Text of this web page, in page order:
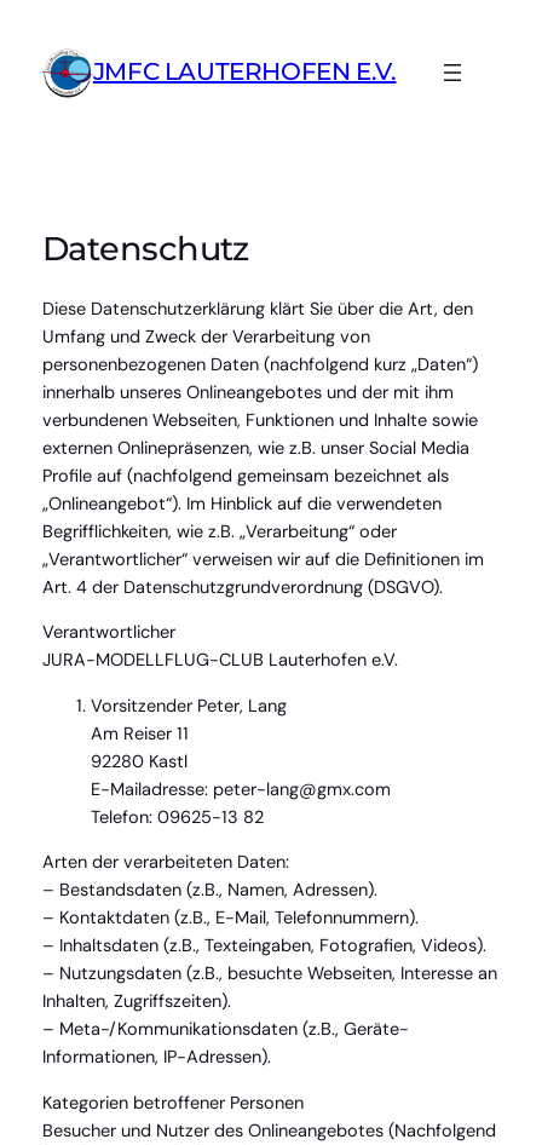
Inhalt
springen
JMFC LAUTERHOFEN E.V.
Datenschutz
Diese Datenschutzerklärung klärt Sie über die Art, den
Umfang und Zweck der Verarbeitung von
personenbezogenen Daten (nachfolgend kurz „Daten“)
innerhalb unseres Onlineangebotes und der mit ihm
verbundenen Webseiten, Funktionen und Inhalte sowie
externen Onlinepräsenzen, wie z.B. unser Social Media
Profile auf (nachfolgend gemeinsam bezeichnet als
„Onlineangebot“). Im Hinblick auf die verwendeten
Begrifflichkeiten, wie z.B. „Verarbeitung“ oder
„Verantwortlicher“ verweisen wir auf die Definitionen im
Art. 4 der Datenschutzgrundverordnung (DSGVO).
Verantwortlicher
JURA-MODELLFLUG-CLUB Lauterhofen e.V.
Vorsitzender Peter, Lang
Am Reiser 11
92280 Kastl
E-Mailadresse: peter-lang@gmx.com
Telefon: 09625-13 82
Arten der verarbeiteten Daten:
– Bestandsdaten (z.B., Namen, Adressen).
– Kontaktdaten (z.B., E-Mail, Telefonnummern).
– Inhaltsdaten (z.B., Texteingaben, Fotografien, Videos).
– Nutzungsdaten (z.B., besuchte Webseiten, Interesse an
Inhalten, Zugriffszeiten).
– Meta-/Kommunikationsdaten (z.B., Geräte-
Informationen, IP-Adressen).
Kategorien betroffener Personen
Besucher und Nutzer des Onlineangebotes (Nachfolgend